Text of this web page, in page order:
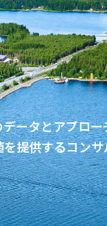
ータとアプロー
提供するコン